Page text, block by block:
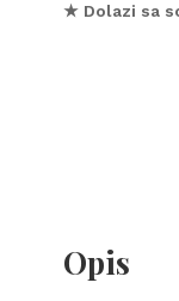
★ Dolazi sa
Opis